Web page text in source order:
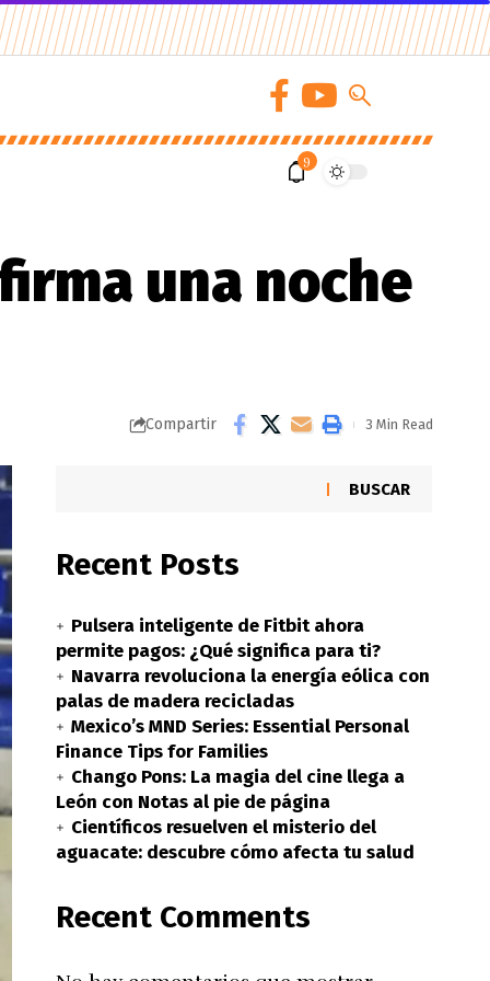
9
una noche
Compartir 3 Min Read
BUSCAR
Recent Posts
Pulsera inteligente de Fitbit ahora
permite pagos: ¿Qué significa para ti?
Navarra revoluciona la energía eólica con
palas de madera recicladas
Mexico’s MND Series: Essential Personal
Finance Tips for Families
Chango Pons: La magia del cine llega a
León con Notas al pie de página
Científicos resuelven el misterio del
aguacate: descubre cómo afecta tu salud
Recent Comments